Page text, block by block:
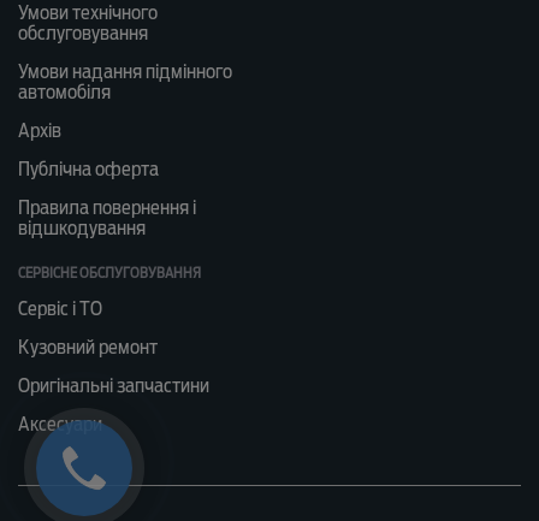
Умови технічного
обслуговування
Умови надання підмінного
автомобіля
Архів
Публічна оферта
Правила повернення і
відшкодування
СЕРВІСНЕ ОБСЛУГОВУВАННЯ
Сервіс і ТО
Кузовний ремонт
Оригінальні запчастини
Аксесуари